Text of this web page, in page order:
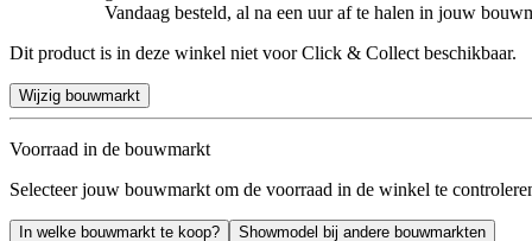
Vandaag besteld, al na een uur af te halen in jouw
Dit product is in deze winkel niet voor Click & Collect beschikbaar.
Wijzig bouwmarkt
Voorraad in de bouwmarkt
Selecteer jouw bouwmarkt om de voorraad in de winkel te
In welke bouwmarkt te koop? Showmodel bij andere bouwmarkten